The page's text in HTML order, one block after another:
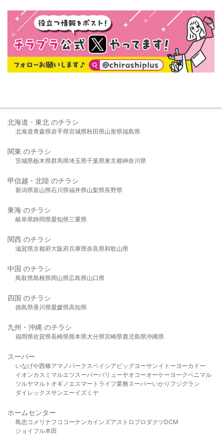
北海道・東北 のチラシ
北海道青森県岩手県宮城県秋田県山形県福島県
関東 のチラシ
茨城県栃木県群馬県埼玉県千葉県東京都神奈川県
甲信越・北陸 のチラシ
新潟県富山県石川県福井県山梨県長野県
東海 のチラシ
岐阜県静岡県愛知県三重県
関西 のチラシ
滋賀県京都府大阪府兵庫県奈良県和歌山県
中国 のチラシ
鳥取県島根県岡山県広島県山口県
四国 のチラシ
徳島県香川県愛媛県高知県
九州・沖縄 のチラシ
福岡県佐賀県長崎県熊本県大分県宮崎県鹿児島県沖縄県
スーパー
いなげや西條アマノパークスベイシア ビッグヨーサンイトーヨーカドー
イオンカスミ マルエツスーパーバリューヤオコーオーケー ヨークベニマル
ツルヤマルト オギノ エスマート ライフ業務スーパーいかり フジグラン
ダイレックスサンエーイズミヤ
ホームセンター
島忠 コメリ ナフコ コーナンカインズアストロプロダクツDCM
ジョイフル本田